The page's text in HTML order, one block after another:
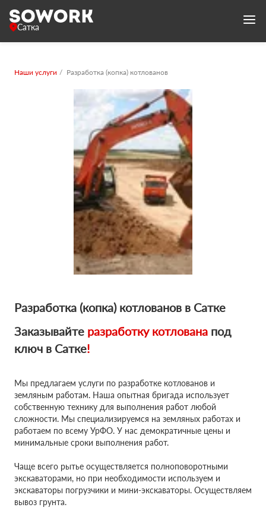
Сатка
Наши услуги Разработка (копка) котлованов
Разработка (копка) котлованов в Сатке
Заказывайте разработку котлована под
ключ в Сатке!
Мы предлагаем услуги по разработке котлованов и
земляным работам. Наша опытная бригада использует
собственную технику для выполнения работ любой
сложности. Мы специализируемся на земляных работах и
работаем по всему УрФО. У нас демократичные цены и
минимальные сроки выполнения работ.
Чаще всего рытье осуществляется полноповоротными
экскаваторами, но при необходимости используем и
экскаваторы погрузчики и мини-экскаваторы. Осуществляем
вывоз грунта.